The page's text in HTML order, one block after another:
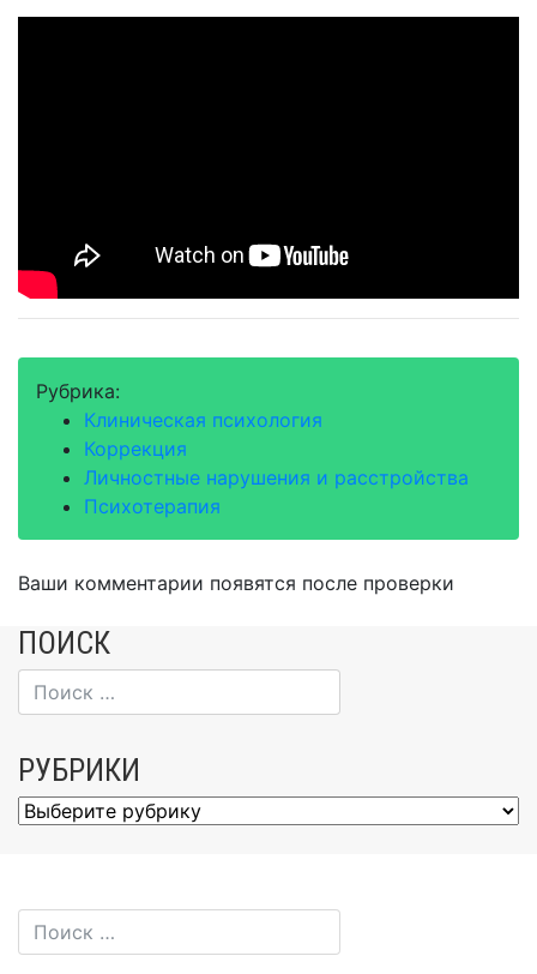
Рубрика:
Клиническая психология
Коррекция
Личностные нарушения и расстройства
Психотерапия
Ваши комментарии появятся после проверки
ПОИСК
РУБРИКИ
Рубрики